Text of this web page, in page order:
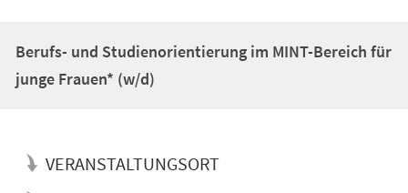
Berufs- und Studienorientierung im MINT-Bereich für
junge Frauen* (w/d)
VERANSTALTUNGSORT